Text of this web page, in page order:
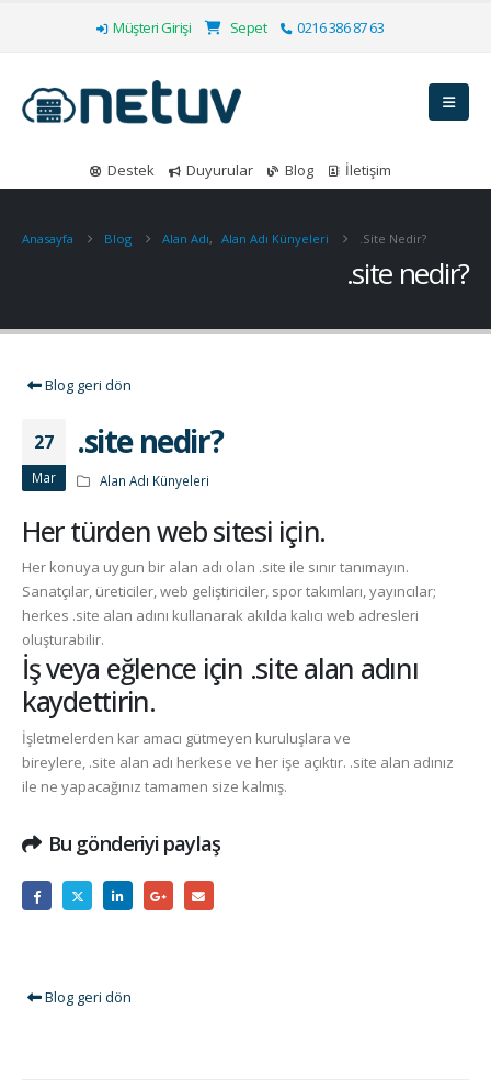
Müşteri Girişi Sepet 0216 386 87 63
Destek Duyurular Blog İletişim
Anasayfa Blog Alan Adı, Alan Adı Künyeleri .site Nedir?
.site nedir?
Blog geri dön
27
Mar
.site nedir?
Alan Adı Künyeleri
Her türden web sitesi için.
Her konuya uygun bir alan adı olan .site ile sınır tanımayın.
Sanatçılar, üreticiler, web geliştiriciler, spor takımları, yayıncılar;
herkes .site alan adını kullanarak akılda kalıcı web adresleri
oluşturabilir.
İş veya eğlence için .site alan adını
kaydettirin.
İşletmelerden kar amacı gütmeyen kuruluşlara ve
bireylere, .site alan adı herkese ve her işe açıktır. .site alan adınız
ile ne yapacağınız tamamen size kalmış.
Bu gönderiyi paylaş
Blog geri dön